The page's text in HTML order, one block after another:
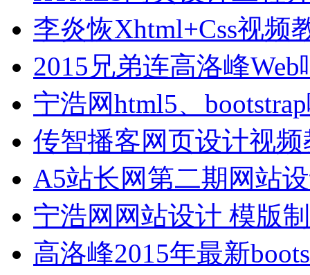
李炎恢Xhtml+Css视频
2015兄弟连高洛峰
宁浩网html5、
传智播客网页设计视
A5站长网第二期网站
宁浩网网站设计 模版
高洛峰2015年最新